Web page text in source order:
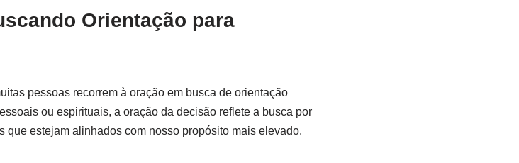
Orientação para
pessoas recorrem à oração em busca de orientação
ou espirituais, a oração da decisão reflete a busca por
que estejam alinhados com nosso propósito mais elevado.